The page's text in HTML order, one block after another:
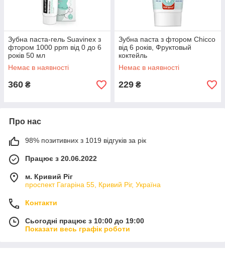
Зубна паста-гель Suavinex з
фтором 1000 ppm від 0 до 6
років 50 мл
Немає в наявності
360 ₴
Зубна паста з фтором Chicco
від 6 років, Фруктовый
коктейль
Немає в наявності
229 ₴
Про нас
98% позитивних з 1019 відгуків за рік
Працює з 20.06.2022
м. Кривий Ріг
проспект Гагаріна 55, Кривий Ріг, Україна
Контакти
Сьогодні працює з 10:00 до 19:00
Показати весь графік роботи